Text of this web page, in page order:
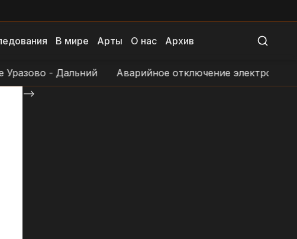
В мире Арты О нас Архив
- Дальний Аварийное отключение
-->